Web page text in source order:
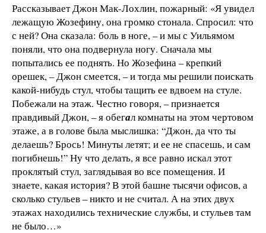
Рассказывает Джон Мак-Лохлин, пожарный: «Я увидел
лежащую Жозефину, она громко стонала. Спросил: что
с ней? Она сказала: боль в ноге, – и мы с Уильямом
поняли, что она подвернула ногу. Сначала мы
попытались ее поднять. Но Жозефина – крепкий
орешек, – Джон смеется, – и тогда мы решили поискать
какой-нибудь стул, чтобы тащить ее вдвоем на стуле.
Побежали на этаж. Честно говоря, – признается
правдивый Джон, – я обегал комнаты на этом чертовом
этаже, а в голове была мыслишка: “Джон, да что ты
делаешь? Брось! Минуты летят; и ее не спасешь, и сам
погибнешь!” Ну что делать, я все равно искал этот
проклятый стул, заглядывая во все помещения. И
знаете, какая история? В этой башне тысячи офисов, а
сколько стульев – никто и не считал. А на этих двух
этажах находились технические службы, и стульев там
не было…»